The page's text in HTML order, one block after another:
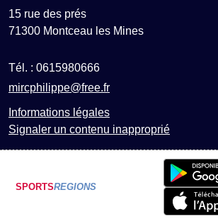
15 rue des prés
71300 Montceau les Mines
Tél. : 0615980666
mircphilippe@free.fr
Informations légales
Signaler un contenu inapproprié
SPORTSREGIONS